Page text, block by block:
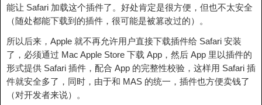
能让 Safari 加载这个插件了。好处肯定是很方便，但也不太安全
（随处都能下载到的插件，很可能是被篡改过的）。
所以后来，Apple 就不再允许用户直接下载插件给 Safari 安装
了，必须通过 Mac Apple Store 下载 App，然后 App 里以插件的
形式提供 Safari 插件，配合 App 的完整性校验，这样用 Safari 插
件就安全多了，同时，由于和 MAS 的统一，插件也方便卖钱了
（对开发者来说）。